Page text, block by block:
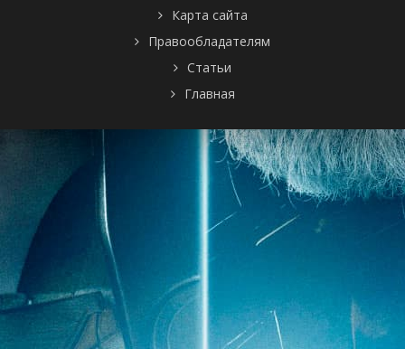
Карта сайта
Правообладателям
Статьи
Главная